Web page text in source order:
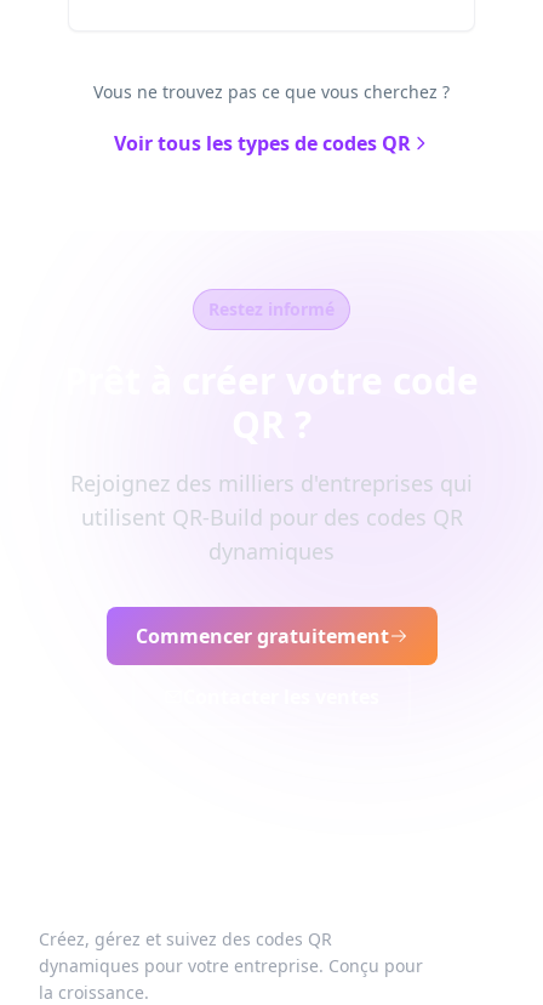
Vous ne trouvez pas ce que vous cherchez ?
Voir tous les types de codes QR
Restez informé
Rejoignez des milliers d'entreprises qui
utilisent QR-Build pour des codes QR
dynamiques
Commencer gratuitement
Créez, gérez et suivez des codes QR
dynamiques pour votre entreprise. Conçu pour
la croissance.